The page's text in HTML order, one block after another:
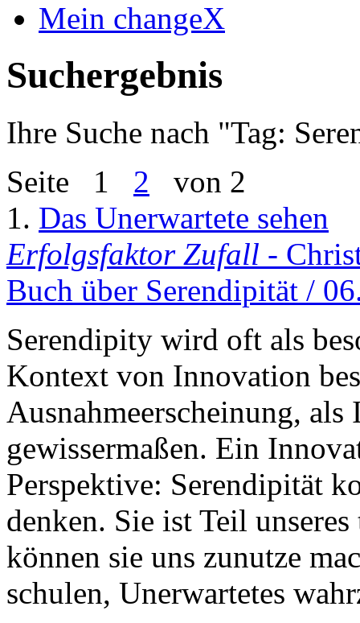
Mein changeX
Suchergebnis
Ihre Suche nach "Tag:
Seite 1 2 von 2
1. Das Unerwartete sehen
Erfolgsfaktor Zufall -
Buch über Serendipität /
Serendipity wird oft als
Kontext von Innovation
Ausnahmeerscheinung,
gewissermaßen. Ein
Perspektive: Serendipität
denken. Sie ist Teil
können sie uns zunutze
schulen, Unerwartetes